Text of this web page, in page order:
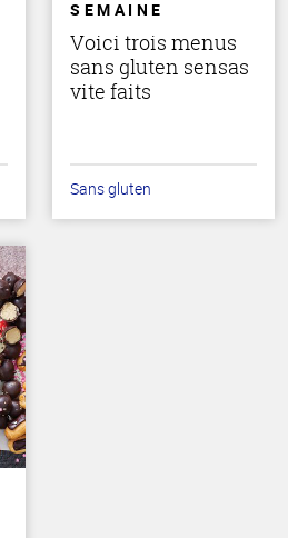
SEMAINE
Voici trois menus
sans gluten sensas
vite faits
Sans gluten